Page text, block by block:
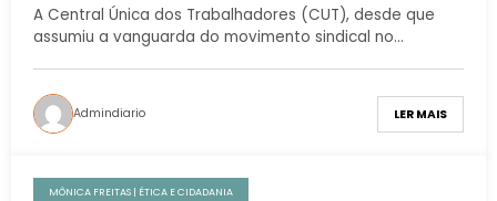
A Central Única dos Trabalhadores (CUT), desde que
assumiu a vanguarda do movimento sindical no…
Admindiario LER MAIS
MÔNICA FREITAS | ÉTICA E CIDADANIA